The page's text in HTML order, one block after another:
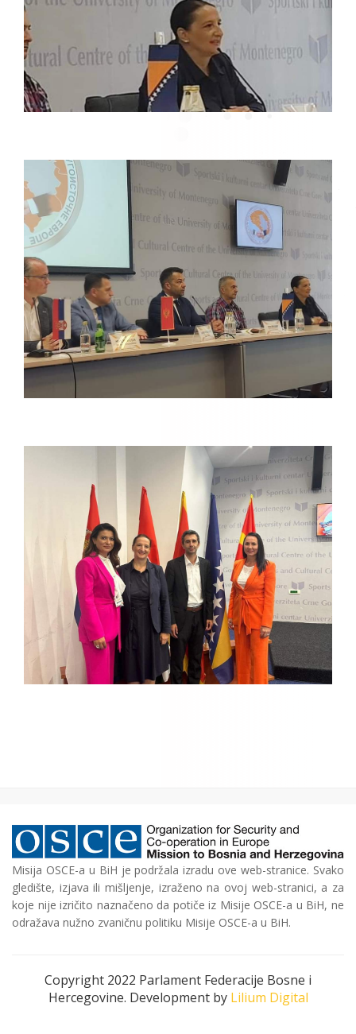
Misija OSCE-a u BiH je podržala izradu ove web-stranice. Svako
gledište, izjava ili mišljenje, izraženo na ovoj web-stranici, a za
koje nije izričito naznačeno da potiče iz Misije OSCE-a u BiH, ne
odražava nužno zvaničnu politiku Misije OSCE-a u BiH.
Copyright 2022 Parlament Federacije Bosne i
Hercegovine. Development by Lilium Digital